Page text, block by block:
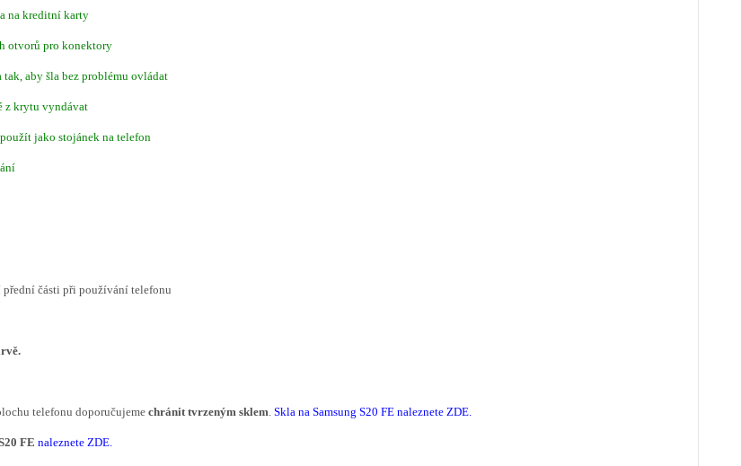
na kreditní karty
otvorů pro konektory
aby šla bez problému ovládat
z krytu vyndávat
jako stojánek na telefon
části při používání telefonu
telefonu doporučujemechránit tvrzeným sklem. Skla na Samsung S20 FE naleznete ZDE.
FE naleznete ZDE.